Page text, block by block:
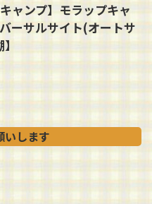
ャンプ】モラップキャ
ーサルサイト(オートサ
いします